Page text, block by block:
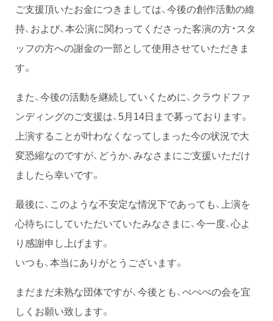
ご支援頂いたお金につきましては、今後の創作活動の維
持、および、本公演に関わってくださった客演の方・スタ
ッフの方への謝金の一部として使用させていただきま
す。
また、今後の活動を継続していくために、クラウドファ
ンディングのご支援は、5月14日まで募っております。
上演することが叶わなくなってしまった今の状況で大
変恐縮なのですが、どうか、みなさまにご支援いただけ
ましたら幸いです。
最後に、このような不安定な情況下であっても、上演を
心待ちにしていただいていたみなさまに、今一度、心よ
り感謝申し上げます。
いつも、本当にありがとうございます。
まだまだ未熟な団体ですが、今後とも、ぺぺぺの会を宜
しくお願い致します。